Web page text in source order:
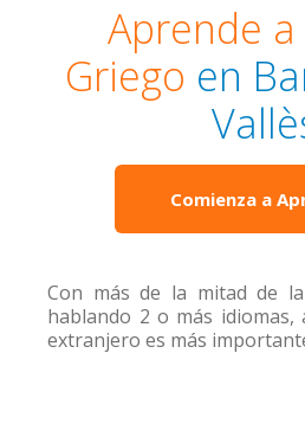
Aprende
Griego en
Comienza a
Con más de la mitad de
hablando 2 o más
extranjero es más